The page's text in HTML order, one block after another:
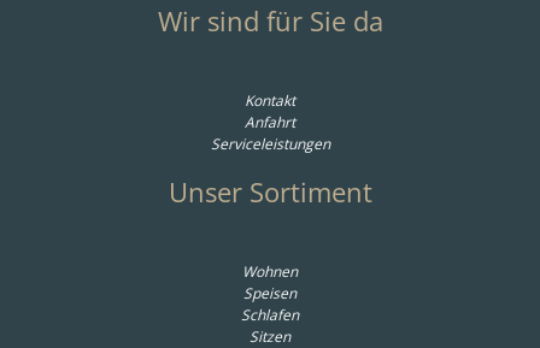
Wir sind für Sie da
Kontakt
Anfahrt
Serviceleistungen
Unser Sortiment
Wohnen
Speisen
Schlafen
Sitzen